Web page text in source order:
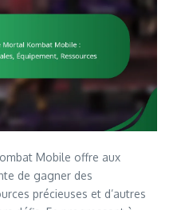
Mobile offre aux
de gagner des
précieuses et d’autres